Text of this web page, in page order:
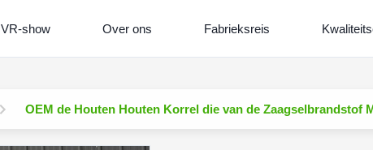
VR-show Over ons Fabrieksreis
OEM de Houten Houten Korrel die van de Zaagselbrandstof